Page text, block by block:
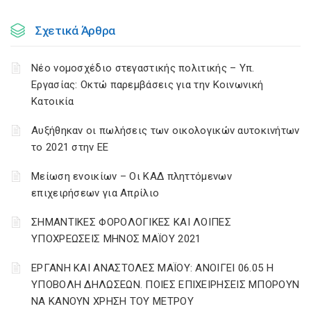
Σχετικά Άρθρα
Νέο νομοσχέδιο στεγαστικής πολιτικής – Υπ.
Εργασίας: Οκτώ παρεμβάσεις για την Κοινωνική
Κατοικία
Αυξήθηκαν οι πωλήσεις των οικολογικών αυτοκινήτων
το 2021 στην ΕΕ
Μείωση ενοικίων – Οι ΚΑΔ πληττόμενων
επιχειρήσεων για Απρίλιο
ΣΗΜΑΝΤΙΚΕΣ ΦΟΡΟΛΟΓΙΚΕΣ ΚΑΙ ΛΟΙΠΕΣ
ΥΠΟΧΡΕΩΣΕΙΣ ΜΗΝΟΣ ΜΑΪΟΥ 2021
ΕΡΓΑΝΗ ΚΑΙ ΑΝΑΣΤΟΛΕΣ ΜΑΪΟΥ: ΑΝΟΙΓΕΙ 06.05 Η
ΥΠΟΒΟΛΗ ΔΗΛΩΣΕΩΝ. ΠΟΙΕΣ ΕΠΙΧΕΙΡΗΣΕΙΣ ΜΠΟΡΟΥΝ
ΝΑ ΚΑΝΟΥΝ ΧΡΗΣΗ ΤΟΥ ΜΕΤΡΟΥ